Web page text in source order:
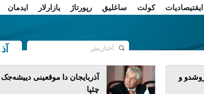
ایقتیصادیات کولت ساغلیق رپورتاژ یازارلار ایدمان
آذ
و
آذربایجان دا موقعینی
چئپا